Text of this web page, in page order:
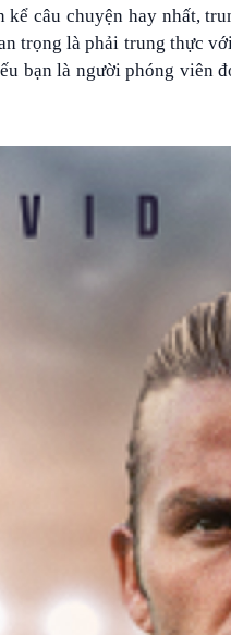
kể câu chuyện hay nhất,
trọng là phải trung thực
bạn là người phóng viên